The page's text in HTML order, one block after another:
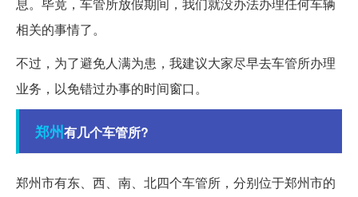
相关的事情了。
不过，为了避免人满为患，我建议大家尽早去车管所办理
业务，以免错过办事的时间窗口。
郑州有几个车管所?
郑州市有东、西、南、北四个车管所，分别位于郑州市的